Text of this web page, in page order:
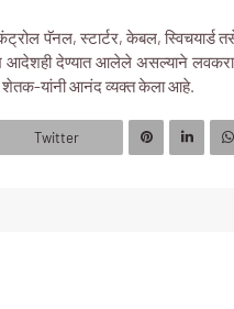
पॅनल, स्टार्टर, केबल, स्विचयार्ड
देण्यात आलेले असल्याने
शेतक-यांनी आनंद व्यक्त केला आहे.
Twitter